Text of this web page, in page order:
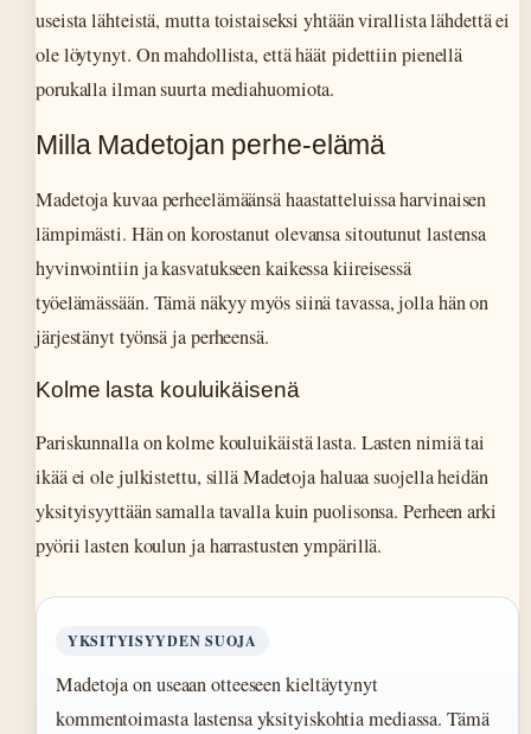
useista lähteistä, mutta toistaiseksi yhtään virallista lähdettä ei
ole löytynyt. On mahdollista, että häät pidettiin pienellä
porukalla ilman suurta mediahuomiota.
Milla Madetojan perhe-elämä
Madetoja kuvaa perheelämäänsä haastatteluissa harvinaisen
lämpimästi. Hän on korostanut olevansa sitoutunut lastensa
hyvinvointiin ja kasvatukseen kaikessa kiireisessä
työelämässään. Tämä näkyy myös siinä tavassa, jolla hän on
järjestänyt työnsä ja perheensä.
Kolme lasta kouluikäisenä
Pariskunnalla on kolme kouluikäistä lasta. Lasten nimiä tai
ikää ei ole julkistettu, sillä Madetoja haluaa suojella heidän
yksityisyyttään samalla tavalla kuin puolisonsa. Perheen arki
pyörii lasten koulun ja harrastusten ympärillä.
YKSITYISYYDEN SUOJA
Madetoja on useaan otteeseen kieltäytynyt
kommentoimasta lastensa yksityiskohtia mediassa. Tämä